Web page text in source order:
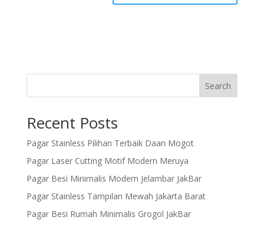
Search
Recent Posts
Pagar Stainless Pilihan Terbaik Daan Mogot
Pagar Laser Cutting Motif Modern Meruya
Pagar Besi Minimalis Modern Jelambar JakBar
Pagar Stainless Tampilan Mewah Jakarta Barat
Pagar Besi Rumah Minimalis Grogol JakBar